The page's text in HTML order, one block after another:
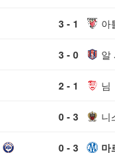
3 - 1 아
3 - 0 알
2 - 1 님
0 - 3 니
0 - 3 마